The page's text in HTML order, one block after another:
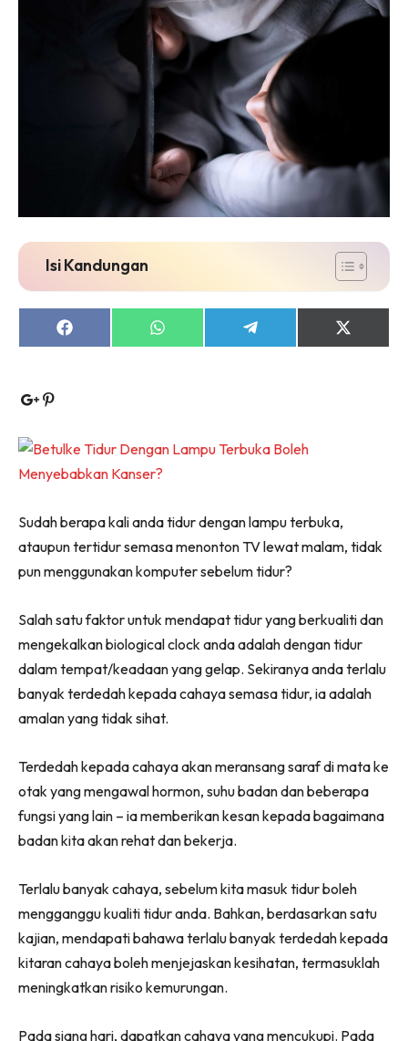
Isi Kandungan
Share
on
Share
on
Share
on
Share
on
Sudah berapa kali anda tidur dengan lampu terbuka,
ataupun tertidur semasa menonton TV lewat malam, tidak
pun menggunakan komputer sebelum tidur?
Salah satu faktor untuk mendapat tidur yang berkualiti dan
mengekalkan biological clock anda adalah dengan tidur
dalam tempat/keadaan yang gelap. Sekiranya anda terlalu
banyak terdedah kepada cahaya semasa tidur, ia adalah
amalan yang tidak sihat.
Terdedah kepada cahaya akan meransang saraf di mata ke
otak yang mengawal hormon, suhu badan dan beberapa
fungsi yang lain – ia memberikan kesan kepada bagaimana
badan kita akan rehat dan bekerja.
Terlalu banyak cahaya, sebelum kita masuk tidur boleh
mengganggu kualiti tidur anda. Bahkan, berdasarkan satu
kajian, mendapati bahawa terlalu banyak terdedah kepada
kitaran cahaya boleh menjejaskan kesihatan, termasuklah
meningkatkan risiko kemurungan.
Pada siang hari, dapatkan cahaya yang mencukupi. Pada